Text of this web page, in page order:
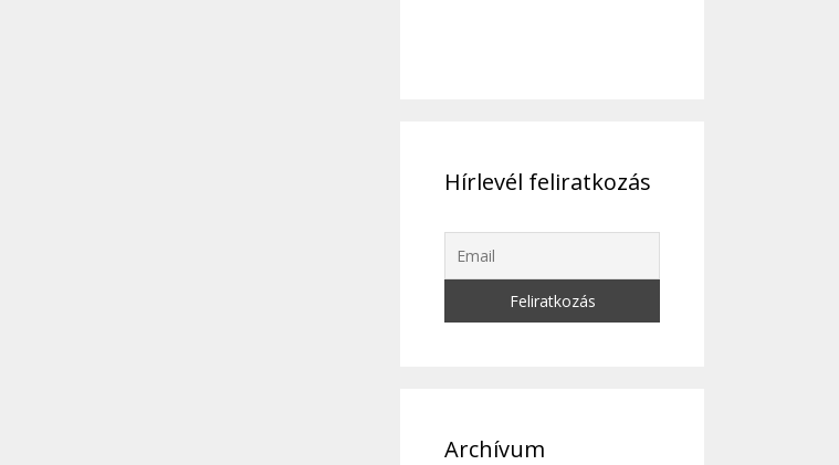
Hírlevél feliratkozás
Archívum